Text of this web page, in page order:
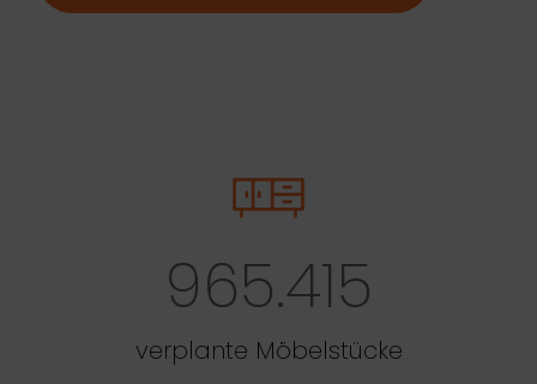
965.415
verplante Möbelstücke